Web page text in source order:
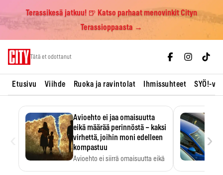
Terassikesä jatkuu! 🍺 Katso parhaat menovinkit Cityn
Terassioppaasta →
Tätä et odottanut
Etusivu Viihde Ruoka ja ravintolat Ihmissuhteet SYÖ!-
Avioehto ei jaa omaisuutta
eikä määrää perinnöstä – kaksi
virhettä, joihin moni edelleen
kompastuu
Avioehto ei siirrä omaisuutta eikä
›